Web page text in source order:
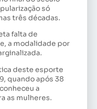
só
três décadas.
falta de
a modalidade por
deste esporte
quando após 38
a
as mulheres.